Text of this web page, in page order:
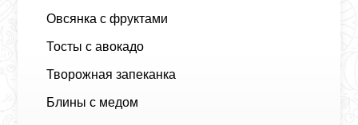
Овсянка с фруктами
Тосты с авокадо
Творожная запеканка
Блины с медом